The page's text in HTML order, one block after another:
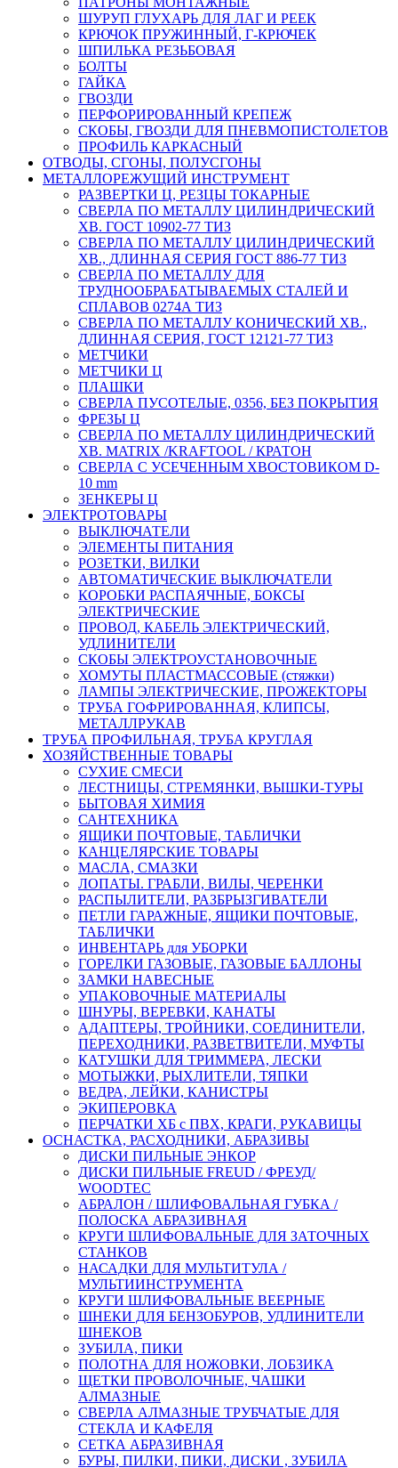
ШУРУП ГЛУХАРЬ ДЛЯ ЛАГ И РЕЕК
КРЮЧОК ПРУЖИННЫЙ, Г-КРЮЧЕК
ШПИЛЬКА РЕЗЬБОВАЯ
БОЛТЫ
ГАЙКА
ГВОЗДИ
ПЕРФОРИРОВАННЫЙ КРЕПЕЖ
СКОБЫ, ГВОЗДИ ДЛЯ ПНЕВМОПИСТОЛЕТОВ
ПРОФИЛЬ КАРКАСНЫЙ
ОТВОДЫ, СГОНЫ, ПОЛУСГОНЫ
МЕТАЛЛОРЕЖУЩИЙ ИНСТРУМЕНТ
РАЗВЕРТКИ Ц, РЕЗЦЫ ТОКАРНЫЕ
СВЕРЛА ПО МЕТАЛЛУ ЦИЛИНДРИЧЕСКИЙ
ХВ. ГОСТ 10902-77 ТИЗ
СВЕРЛА ПО МЕТАЛЛУ ЦИЛИНДРИЧЕСКИЙ
ХВ., ДЛИННАЯ СЕРИЯ ГОСТ 886-77 ТИЗ
СВЕРЛА ПО МЕТАЛЛУ ДЛЯ
ТРУДНООБРАБАТЫВАЕМЫХ СТАЛЕЙ И
СПЛАВОВ 0274А ТИЗ
СВЕРЛА ПО МЕТАЛЛУ КОНИЧЕСКИЙ ХВ.,
ДЛИННАЯ СЕРИЯ, ГОСТ 12121-77 ТИЗ
МЕТЧИКИ
МЕТЧИКИ Ц
ПЛАШКИ
СВЕРЛА ПУСОТЕЛЫЕ, 0356, БЕЗ ПОКРЫТИЯ
ФРЕЗЫ Ц
СВЕРЛА ПО МЕТАЛЛУ ЦИЛИНДРИЧЕСКИЙ
ХВ. MATRIX /KRAFTOOL / КРАТОН
СВЕРЛА С УСЕЧЕННЫМ ХВОСТОВИКОМ D-
10 mm
ЗЕНКЕРЫ Ц
ЭЛЕКТРОТОВАРЫ
ВЫКЛЮЧАТЕЛИ
ЭЛЕМЕНТЫ ПИТАНИЯ
РОЗЕТКИ, ВИЛКИ
АВТОМАТИЧЕСКИЕ ВЫКЛЮЧАТЕЛИ
КОРОБКИ РАСПАЯЧНЫЕ, БОКСЫ
ЭЛЕКТРИЧЕСКИЕ
ПРОВОД, КАБЕЛЬ ЭЛЕКТРИЧЕСКИЙ,
УДЛИНИТЕЛИ
СКОБЫ ЭЛЕКТРОУСТАНОВОЧНЫЕ
ХОМУТЫ ПЛАСТМАССОВЫЕ (стяжки)
ЛАМПЫ ЭЛЕКТРИЧЕСКИЕ, ПРОЖЕКТОРЫ
ТРУБА ГОФРИРОВАННАЯ, КЛИПСЫ,
МЕТАЛЛРУКАВ
ТРУБА ПРОФИЛЬНАЯ, ТРУБА КРУГЛАЯ
ХОЗЯЙСТВЕННЫЕ ТОВАРЫ
СУХИЕ СМЕСИ
ЛЕСТНИЦЫ, СТРЕМЯНКИ, ВЫШКИ-ТУРЫ
БЫТОВАЯ ХИМИЯ
САНТЕХНИКА
ЯЩИКИ ПОЧТОВЫЕ, ТАБЛИЧКИ
КАНЦЕЛЯРСКИЕ ТОВАРЫ
МАСЛА, СМАЗКИ
ЛОПАТЫ. ГРАБЛИ, ВИЛЫ, ЧЕРЕНКИ
РАСПЫЛИТЕЛИ, РАЗБРЫЗГИВАТЕЛИ
ПЕТЛИ ГАРАЖНЫЕ, ЯЩИКИ ПОЧТОВЫЕ,
ТАБЛИЧКИ
ИНВЕНТАРЬ для УБОРКИ
ГОРЕЛКИ ГАЗОВЫЕ, ГАЗОВЫЕ БАЛЛОНЫ
ЗАМКИ НАВЕСНЫЕ
УПАКОВОЧНЫЕ МАТЕРИАЛЫ
ШНУРЫ, ВЕРЕВКИ, КАНАТЫ
АДАПТЕРЫ, ТРОЙНИКИ, СОЕДИНИТЕЛИ,
ПЕРЕХОДНИКИ, РАЗВЕТВИТЕЛИ, МУФТЫ
КАТУШКИ ДЛЯ ТРИММЕРА, ЛЕСКИ
МОТЫЖКИ, РЫХЛИТЕЛИ, ТЯПКИ
ВЕДРА, ЛЕЙКИ, КАНИСТРЫ
ЭКИПЕРОВКА
ПЕРЧАТКИ ХБ с ПВХ, КРАГИ, РУКАВИЦЫ
ОСНАСТКА, РАСХОДНИКИ, АБРАЗИВЫ
ДИСКИ ПИЛЬНЫЕ ЭНКОР
ДИСКИ ПИЛЬНЫЕ FREUD / ФРЕУД/
WOODTEC
АБРАЛОН / ШЛИФОВАЛЬНАЯ ГУБКА /
ПОЛОСКА АБРАЗИВНАЯ
КРУГИ ШЛИФОВАЛЬНЫЕ ДЛЯ ЗАТОЧНЫХ
СТАНКОВ
НАСАДКИ ДЛЯ МУЛЬТИТУЛА /
МУЛЬТИИНСТРУМЕНТА
КРУГИ ШЛИФОВАЛЬНЫЕ ВЕЕРНЫЕ
ШНЕКИ ДЛЯ БЕНЗОБУРОВ, УДЛИНИТЕЛИ
ШНЕКОВ
ЗУБИЛА, ПИКИ
ПОЛОТНА ДЛЯ НОЖОВКИ, ЛОБЗИКА
ЩЕТКИ ПРОВОЛОЧНЫЕ, ЧАШКИ
АЛМАЗНЫЕ
СВЕРЛА АЛМАЗНЫЕ ТРУБЧАТЫЕ ДЛЯ
СТЕКЛА И КАФЕЛЯ
СЕТКА АБРАЗИВНАЯ
БУРЫ, ПИЛКИ, ПИКИ, ДИСКИ , ЗУБИЛА